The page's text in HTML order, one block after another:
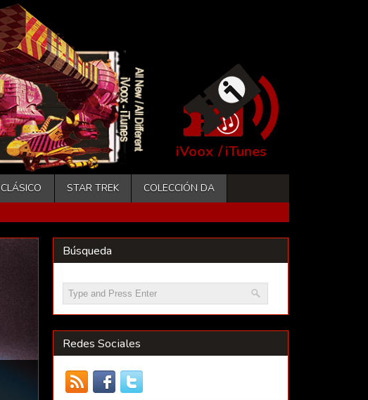
iVoox /iTunes
CLÁSICO STAR TREK COLECCIÓN DA
Búsqueda
Redes Sociales